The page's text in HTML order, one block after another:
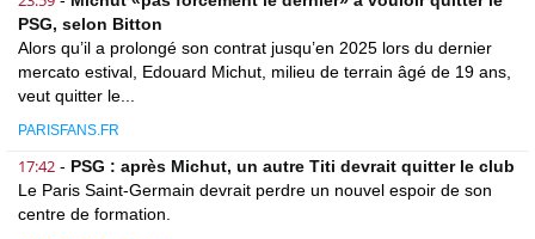
PSG, selon Bitton
Alors qu’il a prolongé son contrat jusqu’en 2025 lors du dernier
mercato estival, Edouard Michut, milieu de terrain âgé de 19 ans,
veut quitter le...
PARISFANS.FR
17:42 - PSG : après Michut, un autre Titi devrait quitter le club
Le Paris Saint-Germain devrait perdre un nouvel espoir de son
centre de formation.